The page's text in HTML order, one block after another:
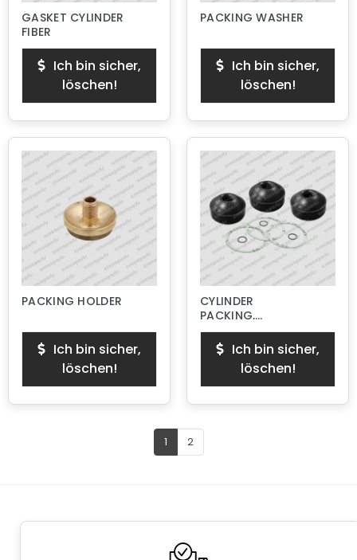
GASKET CYLINDER
FIBER
Ich bin sicher,
löschen!
PACKING WASHER
Ich bin sicher,
löschen!
PACKING HOLDER
Ich bin sicher,
löschen!
CYLINDER
PACKING,
ABRASIVE
Ich bin sicher,
löschen!
1 2